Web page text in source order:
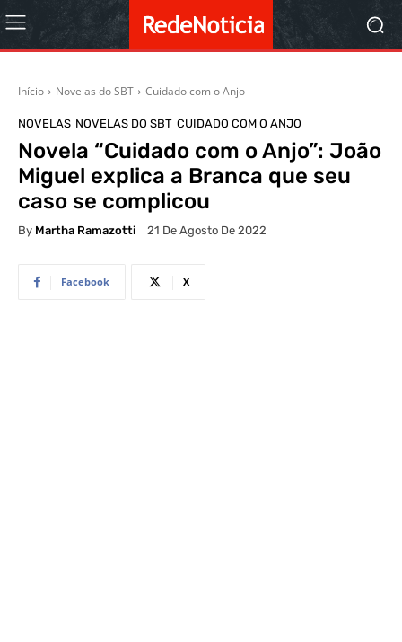
Início Novelas do SBT Cuidado com o Anjo
NOVELAS NOVELAS DO SBT CUIDADO COM O ANJO
Novela “Cuidado com o Anjo”: João
Miguel explica a Branca que seu
caso se complicou
By Martha Ramazotti 21 De Agosto De 2022
Facebook X